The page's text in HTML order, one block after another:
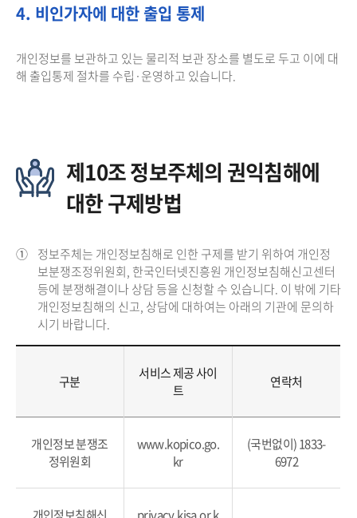
4. 비인가자에 대한 출입 통제
개인정보를 보관하고 있는 물리적 보관 장소를 별도로 두고 이에 대
해 출입통제 절차를 수립·운영하고 있습니다.
제10조 정보주체의 권익침해에
대한 구제방법
① 정보주체는 개인정보침해로 인한 구제를 받기 위하여 개인정
보분쟁조정위원회, 한국인터넷진흥원 개인정보침해신고센터
등에 분쟁해결이나 상담 등을 신청할 수 있습니다. 이 밖에 기타
개인정보침해의 신고, 상담에 대하여는 아래의 기관에 문의하
시기 바랍니다.
구분
서비스 제공 사이
트
연락처
개인정보 분쟁조
정위원회
www.kopico.go.
kr
(국번없이) 1833-
6972
개인정보침해신 privacy.kisa.or.k